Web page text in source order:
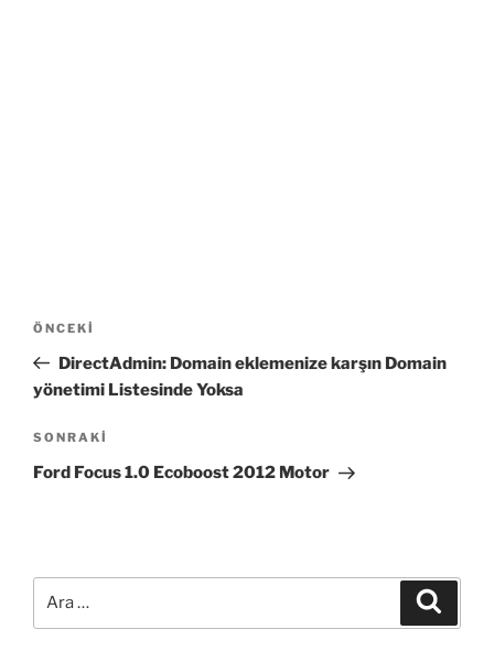
Yazı
Önceki
Yazı
ÖNCEKI
DirectAdmin: Domain eklemenize karşın Domain
yönetimi Listesinde Yoksa
Sonraki
Yazı
SONRAKI
Ford Focus 1.0 Ecoboost 2012 Motor